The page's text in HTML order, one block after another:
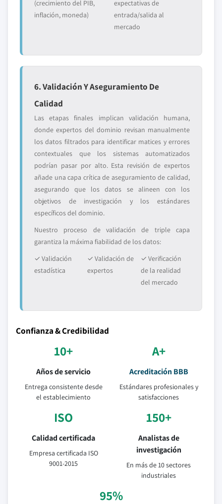
(crecimiento del PIB,
inflación, moneda)
expectativas de
entrada/salida al
mercado
6. Validación Y Aseguramiento De
Calidad
Las etapas finales implican validación humana,
donde expertos del dominio revisan manualmente
los datos filtrados para identificar matices y errores
contextuales que los sistemas automatizados
podrían pasar por alto. Esta revisión de expertos
añade una capa crítica de aseguramiento de calidad,
asegurando que los datos se alineen con los
objetivos de investigación y los estándares
específicos del dominio.
Nuestro proceso de validación de triple capa
garantiza la máxima fiabilidad de los datos:
✓ Validación
estadística
✓ Validación de
expertos
✓ Verificación
de la realidad
del mercado
Confianza & Credibilidad
10+
Años de servicio
Entrega consistente desde
el establecimiento
A+
Acreditación BBB
Estándares profesionales y
satisfacciones
ISO
Calidad certificada
Empresa certificada ISO
9001-2015
150+
Analistas de
investigación
En más de 10 sectores
industriales
95%